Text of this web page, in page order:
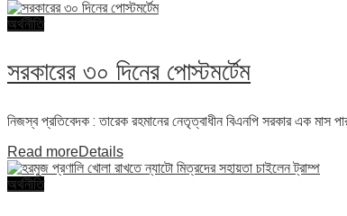
অর্থনীতি
সরকারের ৩০ দিনের পোস্টমর্টেম
নিজস্ব প্রতিবেদক : তারেক রহমানের নেতৃত্বাধীন বিএনপি সরকার এক
Read moreDetails
অর্থনীতি